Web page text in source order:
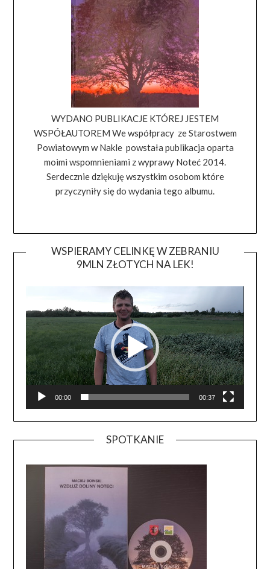
WYDANO PUBLIKACJE KTÓREJ JESTEM
WSPÓŁAUTOREM We współpracy ze Starostwem
Powiatowym w Nakle powstała publikacja oparta
moimi wspomnieniami z wyprawy Noteć 2014.
Serdecznie dziękuję wszystkim osobom które
przyczyniły się do wydania tego albumu.
WSPIERAMY CELINKĘ W ZEBRANIU
9MLN ZŁOTYCH NA LEK!
video
00:00 00:37
SPOTKANIE